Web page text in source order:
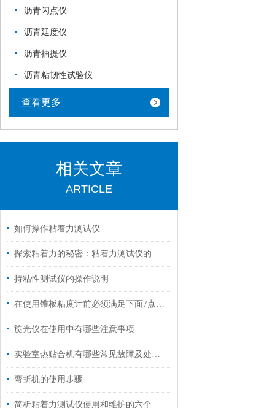
沥青闪点仪
沥青延度仪
沥青抽提仪
沥青粘韧性试验仪
查看更多
相关文章
ARTICLE
如何操作粘着力测试仪
探索粘着力的秘密：粘着力测试仪的应用与优势
持粘性测试仪的操作说明
在使用锥板粘度计前必须满足下面7点要求
旋光仪在使用中有哪些注意事项
实验室热贴合机有哪些常见故障及处理方法
弯折机的使用步骤
简析粘着力测试仪使用和维护的六个步骤